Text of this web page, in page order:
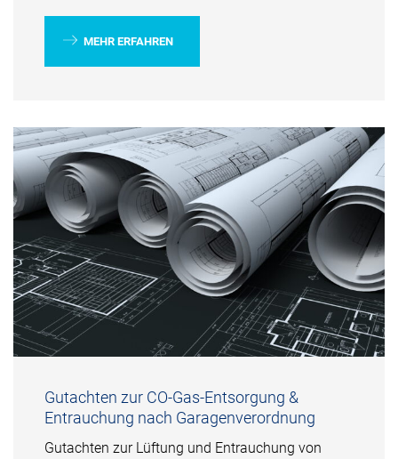
MEHR ERFAHREN
Gutachten zur CO-Gas-Entsorgung &
Entrauchung nach Garagenverordnung
Gutachten zur Lüftung und Entrauchung von